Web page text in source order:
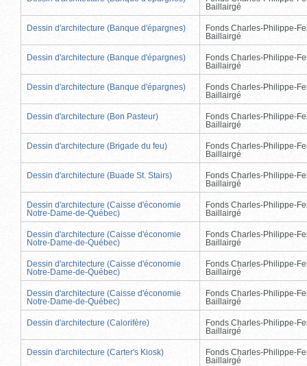
Baillairgé
Dessin d'architecture (Banque d'épargnes)
Fonds Charles-Philippe-
Baillairgé
Dessin d'architecture (Banque d'épargnes)
Fonds Charles-Philippe-
Baillairgé
Dessin d'architecture (Banque d'épargnes)
Fonds Charles-Philippe-
Baillairgé
Dessin d'architecture (Bon Pasteur)
Fonds Charles-Philippe-
Baillairgé
Dessin d'architecture (Brigade du feu)
Fonds Charles-Philippe-
Baillairgé
Dessin d'architecture (Buade St. Stairs)
Fonds Charles-Philippe-
Baillairgé
Dessin d'architecture (Caisse d'économie
Notre-Dame-de-Québec)
Fonds Charles-Philippe-
Baillairgé
Dessin d'architecture (Caisse d'économie
Notre-Dame-de-Québec)
Fonds Charles-Philippe-
Baillairgé
Dessin d'architecture (Caisse d'économie
Notre-Dame-de-Québec)
Fonds Charles-Philippe-
Baillairgé
Dessin d'architecture (Caisse d'économie
Notre-Dame-de-Québec)
Fonds Charles-Philippe-
Baillairgé
Dessin d'architecture (Calorifère)
Fonds Charles-Philippe-
Baillairgé
Dessin d'architecture (Carter's Kiosk)
Fonds Charles-Philippe-
Baillairgé